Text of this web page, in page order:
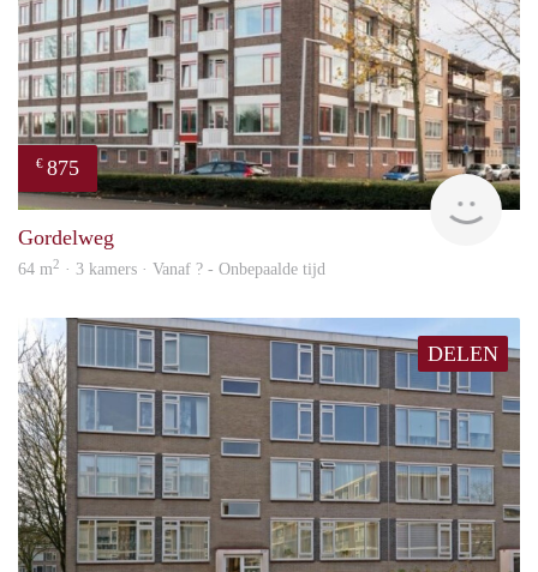
€ 875
Gordelweg
64 m2 · 3 kamers · Vanaf ? - Onbepaalde tijd
DELEN